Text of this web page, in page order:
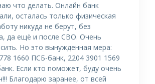
что делать. Онлайн банк
осталась только физическая
никуда не берут, без
да ещё и после СВО. Очень
Но это вынужденная мера:
1660 ПСБ-банк, 2204 3901 1569
Если кто поможет, буду очень
Благодарю заранее, от всей